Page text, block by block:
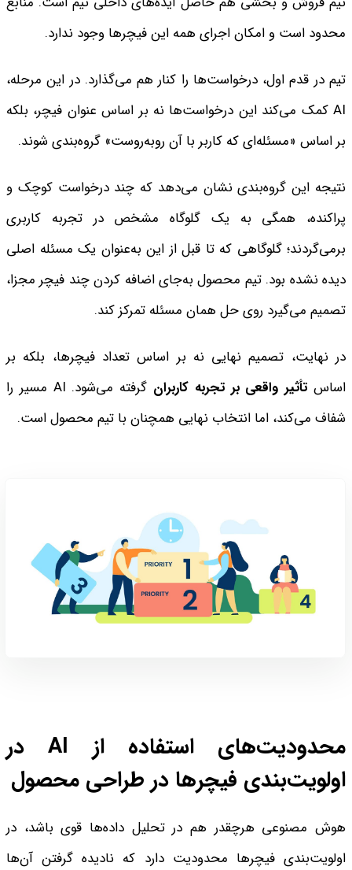
محدود است و امکان اجرای همه این فیچرها وجود ندارد.
تیم در قدم اول، درخواست‌ها را کنار هم می‌گذارد. در این مرحله،
AI کمک می‌کند این درخواست‌ها نه بر اساس عنوان فیچر، بلکه
بر اساس «مسئله‌ای که کاربر با آن روبه‌روست» گروه‌بندی شوند.
نتیجه این گروه‌بندی نشان می‌دهد که چند درخواست کوچک و
پراکنده، همگی به یک گلوگاه مشخص در تجربه کاربری
برمی‌گردند؛ گلوگاهی که تا قبل از این به‌عنوان یک مسئله اصلی
دیده نشده بود. تیم محصول به‌جای اضافه کردن چند فیچر مجزا،
تصمیم می‌گیرد روی حل همان مسئله تمرکز کند.
در نهایت، تصمیم نهایی نه بر اساس تعداد فیچرها، بلکه بر
اساس تأثیر واقعی بر تجربه کاربران
گرفته می‌شود. AI مسیر را
شفاف می‌کند، اما انتخاب نهایی همچنان با تیم محصول است.
محدودیت‌های استفاده از AI در
اولویت‌بندی فیچرها در طراحی محصول
هوش مصنوعی هرچقدر هم در تحلیل داده‌ها قوی باشد، در
اولویت‌بندی فیچرها محدودیت دارد که نادیده گرفتن آن‌ها